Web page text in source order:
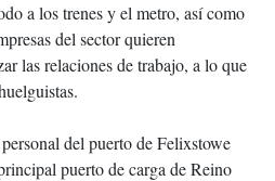
a los trenes y el metro, así como
del sector quieren
las relaciones de trabajo, a lo que
del puerto de Felixstowe
puerto de carga de Reino